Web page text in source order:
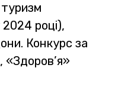
році),
Конкурс за
«Здоров’я»